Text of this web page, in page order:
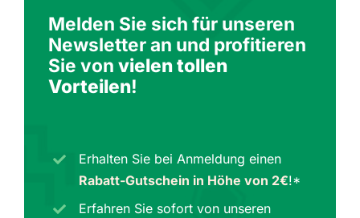
Melden Sie sich für unseren
Newsletter an und profitieren
Sie von vielen tollen
Vorteilen!
Erhalten Sie bei Anmeldung einen
Rabatt-Gutschein in Höhe von 2€!*
Erfahren Sie sofort von unseren